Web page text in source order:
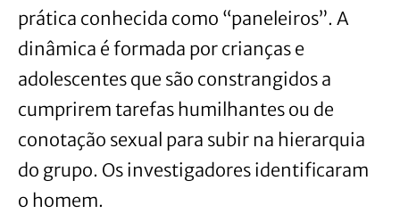
prática conhecida como “paneleiros”. A
dinâmica é formada por crianças e
adolescentes que são constrangidos a
cumprirem tarefas humilhantes ou de
conotação sexual para subir na hierarquia
do grupo. Os investigadores identificaram
o homem.